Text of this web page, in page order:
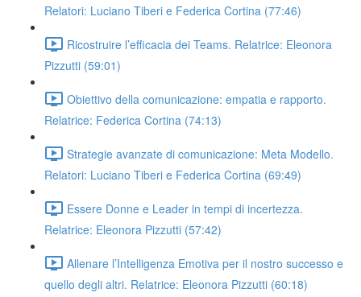
Relatori: Luciano Tiberi e Federica Cortina (77:46)
Ricostruire l’efficacia dei Teams. Relatrice: Eleonora
Pizzutti (59:01)
Obiettivo della comunicazione: empatia e rapporto.
Relatrice: Federica Cortina (74:13)
Strategie avanzate di comunicazione: Meta Modello.
Relatori: Luciano Tiberi e Federica Cortina (69:49)
Essere Donne e Leader in tempi di incertezza.
Relatrice: Eleonora Pizzutti (57:42)
Allenare l’Intelligenza Emotiva per il nostro successo e
quello degli altri. Relatrice: Eleonora Pizzutti (60:18)